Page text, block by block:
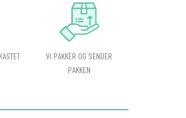
VI PAKKER OG SENDER
PAKKEN